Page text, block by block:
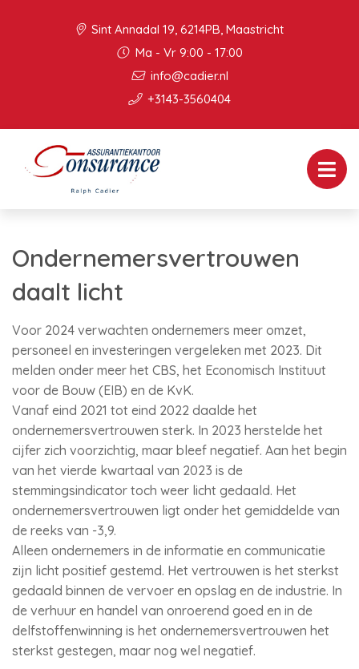
Sint Annadal 19, 6214PB, Maastricht
Ma - Vr 9:00 - 17:00
info@cadier.nl
+3143-3560404
Ondernemersvertrouwen
daalt licht
Voor 2024 verwachten ondernemers meer omzet,
personeel en investeringen vergeleken met 2023. Dit
melden onder meer het CBS, het Economisch Instituut
voor de Bouw (EIB) en de KvK.
Vanaf eind 2021 tot eind 2022 daalde het
ondernemersvertrouwen sterk. In 2023 herstelde het
cijfer zich voorzichtig, maar bleef negatief. Aan het begin
van het vierde kwartaal van 2023 is de
stemmingsindicator toch weer licht gedaald. Het
ondernemersvertrouwen ligt onder het gemiddelde van
de reeks van -3,9.
Alleen ondernemers in de informatie en communicatie
zijn licht positief gestemd. Het vertrouwen is het sterkst
gedaald binnen de vervoer en opslag en de industrie. In
de verhuur en handel van onroerend goed en in de
delfstoffenwinning is het ondernemersvertrouwen het
sterkst gestegen, maar nog wel negatief.